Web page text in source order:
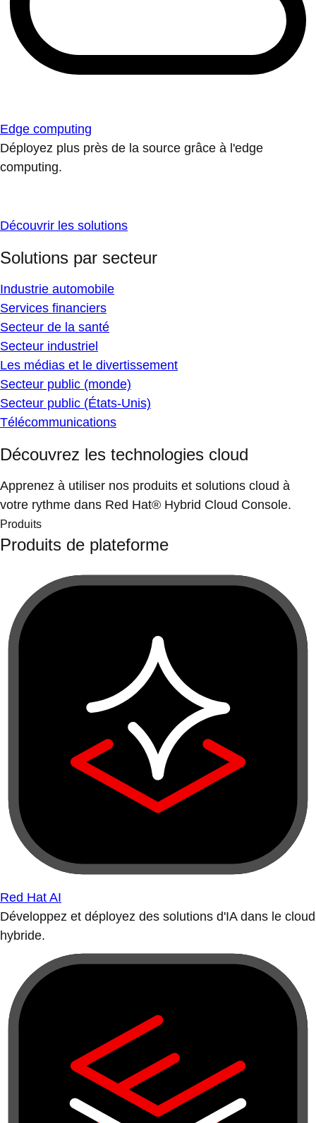
Edge computing
Déployez plus près de la source grâce à l'edge
computing.
Découvrir les solutions
Solutions par secteur
Industrie automobile
Services financiers
Secteur de la santé
Secteur industriel
Les médias et le divertissement
Secteur public (monde)
Secteur public (États-Unis)
Télécommunications
Découvrez les technologies cloud
Apprenez à utiliser nos produits et solutions cloud à
votre rythme dans Red Hat® Hybrid Cloud Console.
Produits
Produits de plateforme
Red Hat AI
Développez et déployez des solutions d'IA dans le cloud
hybride.